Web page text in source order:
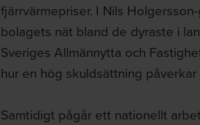
fjärrvärmepriser. I Nils
bolagets nät bland de dyraste i
Sveriges Allmännytta och
hur en hög skuldsättning
Samtidigt pågår ett nationellt